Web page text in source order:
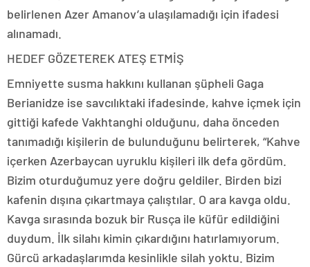
belirlenen Azer Amanov’a ulaşılamadığı için ifadesi
alınamadı.
HEDEF GÖZETEREK ATEŞ ETMİŞ
Emniyette susma hakkını kullanan şüpheli Gaga
Berianidze ise savcılıktaki ifadesinde, kahve içmek için
gittiği kafede Vakhtanghi olduğunu, daha önceden
tanımadığı kişilerin de bulunduğunu belirterek, “Kahve
içerken Azerbaycan uyruklu kişileri ilk defa gördüm.
Bizim oturduğumuz yere doğru geldiler. Birden bizi
kafenin dışına çıkartmaya çalıştılar. O ara kavga oldu.
Kavga sırasında bozuk bir Rusça ile küfür edildiğini
duydum. İlk silahı kimin çıkardığını hatırlamıyorum.
Gürcü arkadaşlarımda kesinlikle silah yoktu. Bizim